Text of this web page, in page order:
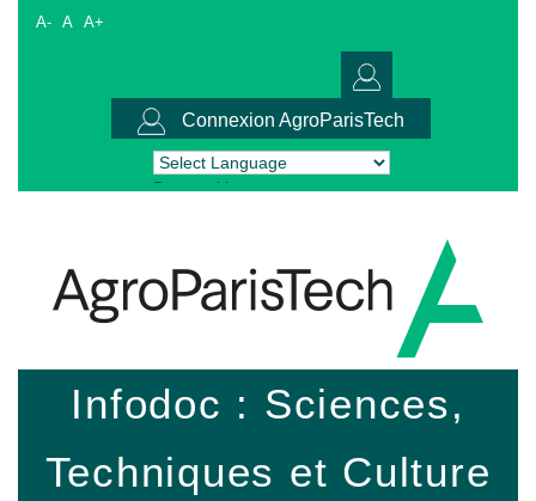
A- A A+
Connexion AgroParisTech
Powered by Translate
Infodoc : Sciences,
Techniques et Culture